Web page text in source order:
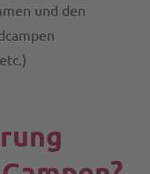
und den